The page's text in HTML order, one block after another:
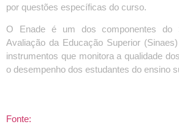
por questões específicas do curso.
O Enade é um dos componentes do
Avaliação da Educação Superior
instrumentos que monitora a qualidade
o desempenho dos estudantes do ensino
Fonte: